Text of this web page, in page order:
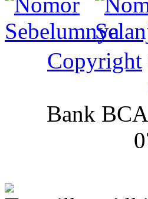
Copyright
Bank